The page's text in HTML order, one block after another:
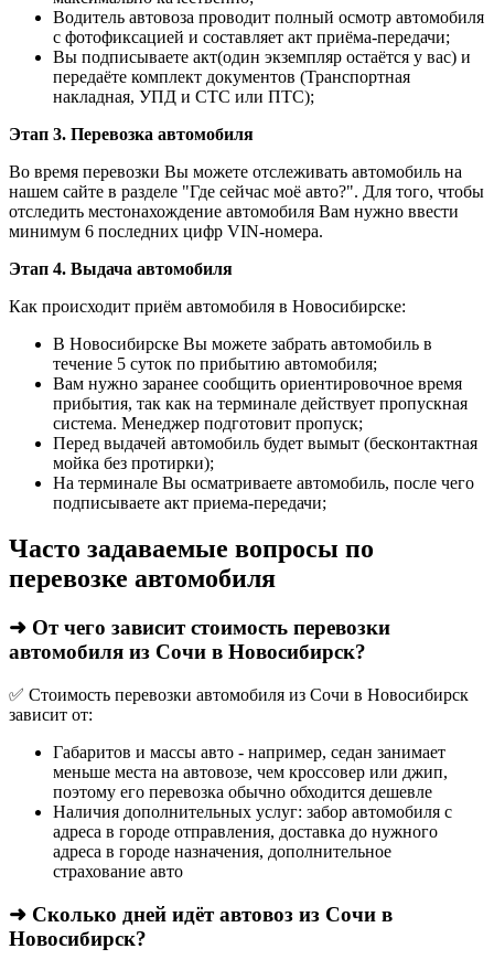
Водитель автовоза проводит полный осмотр автомобиля
с фотофиксацией и составляет акт приёма-передачи;
Вы подписываете акт(один экземпляр остаётся у вас) и
передаёте комплект документов (Транспортная
накладная, УПД и СТС или ПТС);
Этап 3. Перевозка автомобиля
Во время перевозки Вы можете отслеживать автомобиль на
нашем сайте в разделе "Где сейчас моё авто?". Для того, чтобы
отследить местонахождение автомобиля Вам нужно ввести
минимум 6 последних цифр VIN-номера.
Этап 4. Выдача автомобиля
Как происходит приём автомобиля в Новосибирске:
В Новосибирске Вы можете забрать автомобиль в
течение 5 суток по прибытию автомобиля;
Вам нужно заранее сообщить ориентировочное время
прибытия, так как на терминале действует пропускная
система. Менеджер подготовит пропуск;
Перед выдачей автомобиль будет вымыт (бесконтактная
мойка без протирки);
На терминале Вы осматриваете автомобиль, после чего
подписываете акт приема-передачи;
Часто задаваемые вопросы по
перевозке автомобиля
➜ От чего зависит стоимость перевозки
автомобиля из Сочи в Новосибирск?
✅ Стоимость перевозки автомобиля из Сочи в Новосибирск
зависит от:
Габаритов и массы авто - например, седан занимает
меньше места на автовозе, чем кроссовер или джип,
поэтому его перевозка обычно обходится дешевле
Наличия дополнительных услуг: забор автомобиля с
адреса в городе отправления, доставка до нужного
адреса в городе назначения, дополнительное
страхование авто
➜ Сколько дней идёт автовоз из Сочи в
Новосибирск?